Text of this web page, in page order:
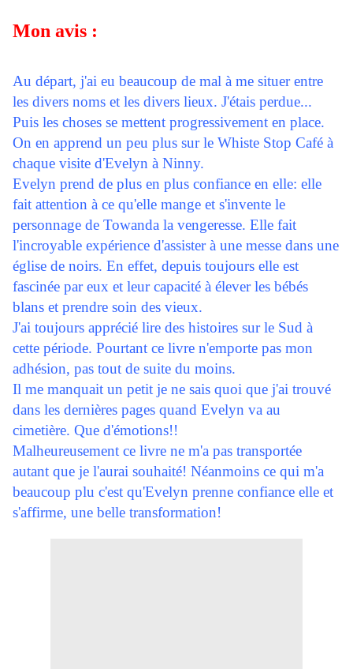
Mon avis :
Au départ, j'ai eu beaucoup de mal à me situer entre
les divers noms et les divers lieux. J'étais perdue...
Puis les choses se mettent progressivement en place.
On en apprend un peu plus sur le Whiste Stop Café à
chaque visite d'Evelyn à Ninny.
Evelyn prend de plus en plus confiance en elle: elle
fait attention à ce qu'elle mange et s'invente le
personnage de Towanda la vengeresse. Elle fait
l'incroyable expérience d'assister à une messe dans une
église de noirs. En effet, depuis toujours elle est
fascinée par eux et leur capacité à élever les bébés
blans et prendre soin des vieux.
J'ai toujours apprécié lire des histoires sur le Sud à
cette période. Pourtant ce livre n'emporte pas mon
adhésion, pas tout de suite du moins.
Il me manquait un petit je ne sais quoi que j'ai trouvé
dans les dernières pages quand Evelyn va au
cimetière. Que d'émotions!!
Malheureusement ce livre ne m'a pas transportée
autant que je l'aurai souhaité! Néanmoins ce qui m'a
beaucoup plu c'est qu'Evelyn prenne confiance elle et
s'affirme, une belle transformation!